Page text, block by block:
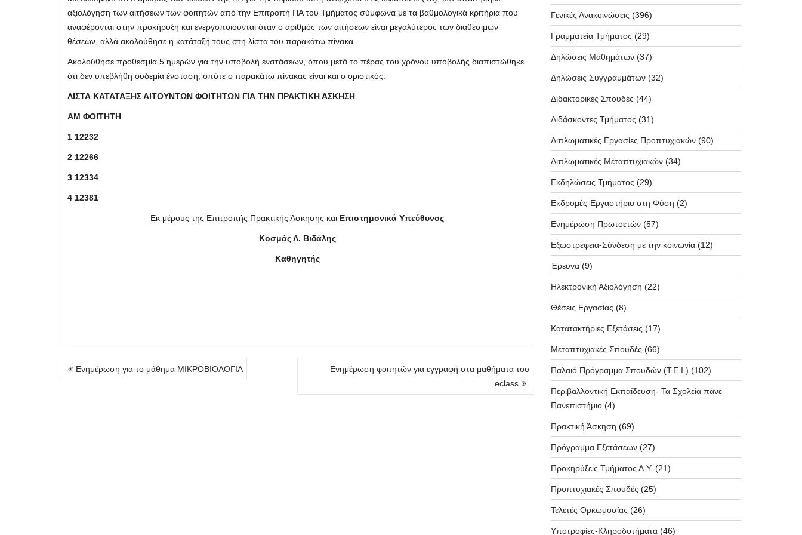
αξιολόγηση των αιτήσεων των φοιτητών από την Επιτροπή ΠΑ του Τμήματος σύμφωνα με τα βαθμολογικά κριτήρια που
αναφέρονται στην προκήρυξη και ενεργοποιούνται όταν ο αριθμός των αιτήσεων είναι μεγαλύτερος των διαθέσιμων
θέσεων, αλλά ακολούθησε η κατάταξή τους στη λίστα του παρακάτω πίνακα.
Ακολούθησε προθεσμία 5 ημερών για την υποβολή ενστάσεων, όπου μετά το πέρας του χρόνου υποβολής διαπιστώθηκε
ότι δεν υπεβλήθη ουδεμία ένσταση, οπότε ο παρακάτω πίνακας είναι και ο οριστικός.
ΛΙΣΤΑ ΚΑΤΑΤΑΞΗΣ ΑΙΤΟΥΝΤΩΝ ΦΟΙΤΗΤΩΝ ΓΙΑ ΤΗΝ ΠΡΑΚΤΙΚΗ ΑΣΚΗΣΗ
ΑΜ ΦΟΙΤΗΤΗ
1 12232
2 12266
3 12334
4 12381
Εκ μέρους της Επιτροπής Πρακτικής Άσκησης και Επιστημονικά Υπεύθυνος
Κοσμάς Λ. Βιδάλης
Καθηγητής
Πλοήγηση
άρθρων
Ενημέρωση για το μάθημα ΜΙΚΡΟΒΙΟΛΟΓΙΑ
Ενημέρωση φοιτητών για εγγραφή στα μαθήματα του
eclass
Γενικές Ανακοινώσεις (396)
Γραμματεία Τμήματος (29)
Δηλώσεις Μαθημάτων(37)
Δηλώσεις Συγγραμμάτων(32)
Διδακτορικές Σπουδές (44)
Διδάσκοντες Τμήματος (31)
Διπλωματικές Εργασίες Προπτυχιακών(90)
Διπλωματικές Μεταπτυχιακών(34)
Εκδηλώσεις Τμήματος (29)
Εκδρομές-Εργαστήριο στη Φύση (2)
Ενημέρωση Πρωτοετών(57)
Εξωστρέφεια-Σύνδεση με την κοινωνία(12)
Έρευνα(9)
Ηλεκτρονική Αξιολόγηση (22)
Θέσεις Εργασίας (8)
Κατατακτήριες Εξετάσεις (17)
Μεταπτυχιακές Σπουδές (66)
Παλαιό Πρόγραμμα Σπουδών (T.E.I.) (102)
Περιβαλλοντική Εκπαίδευση- Τα Σχολεία πάνε
Πανεπιστήμιο(4)
Πρακτική Άσκηση (69)
Πρόγραμμα Εξετάσεων(27)
Προκηρύξεις Τμήματος Α.Υ. (21)
Προπτυχιακές Σπουδές (25)
Τελετές Ορκωμοσίας (26)
Υποτροφίες-Κληροδοτήματα(46)